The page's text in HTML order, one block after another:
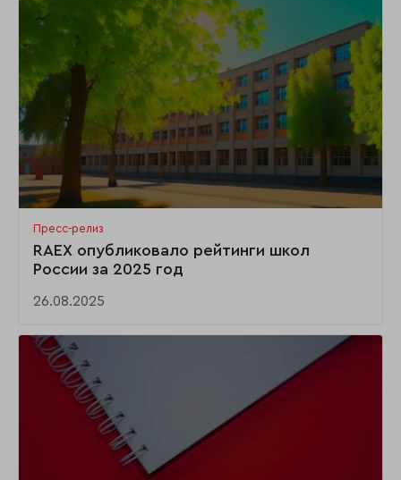
Пресс-релиз
RAEX опубликовало рейтинги школ
России за 2025 год
26.08.2025